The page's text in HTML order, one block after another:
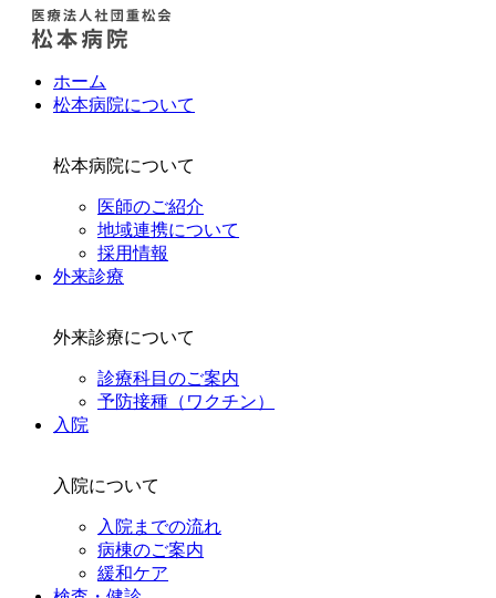
ホーム
松本病院について
松本病院について
医師のご紹介
地域連携について
採用情報
外来診療
外来診療について
診療科目のご案内
予防接種（ワクチン）
入院
入院について
入院までの流れ
病棟のご案内
緩和ケア